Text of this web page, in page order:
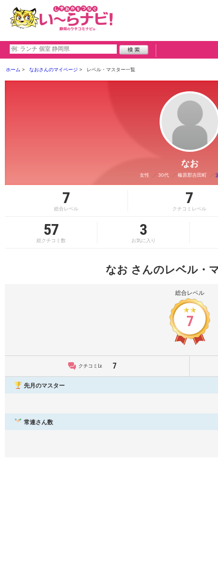
ホーム なおさんのマイページ レベル・マスター一覧
なお
女性 30代 榛原郡吉田町
7
総合レベル
7
クチコミレベル
57
総クチコミ数
3
お気に入り
なお さんのレベル・
総合レベル
7
クチコミLv. 7
先月のマスター
常連さん数